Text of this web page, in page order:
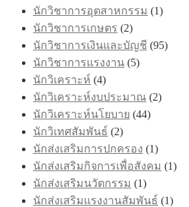
นักวิชาการอุตสาหกรรม (1)
นักวิชาการเกษตร (2)
นักวิชาการเงินและบัญชี (95)
นักวิชาการแรงงาน (5)
นักวิเคราะห์ (4)
นักวิเคราะห์งบประมาณ (2)
นักวิเคราะห์นโยบาย (44)
นักวิเทศสัมพันธ์ (2)
นักส่งเสริมการปกครอง (1)
นักส่งเสริมกิจการเพื่อสังคม (1)
นักส่งเสริมนวัตกรรม (1)
นักส่งเสริมแรงงานสัมพันธ์ (1)